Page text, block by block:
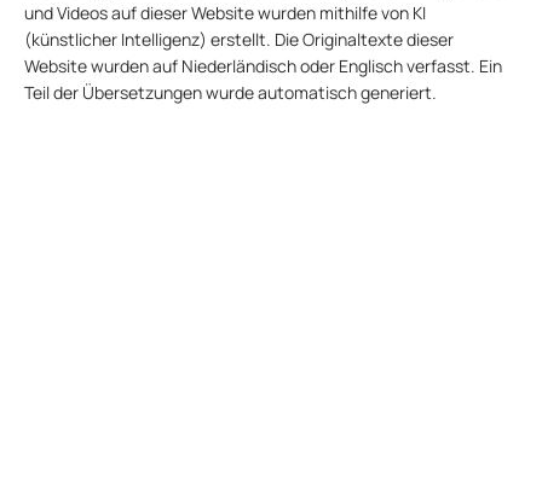
und Videos auf dieser Website wurden mithilfe von KI
(künstlicher Intelligenz) erstellt. Die Originaltexte dieser
Website wurden auf Niederländisch oder Englisch verfasst. Ein
Teil der Übersetzungen wurde automatisch generiert.